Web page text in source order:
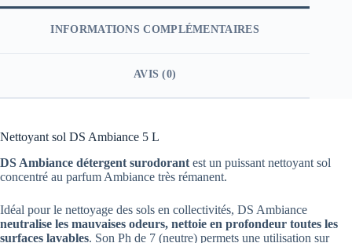
INFORMATIONS COMPLÉMENTAIRES
AVIS (0)
Nettoyant sol DS Ambiance 5 L
DS Ambiance détergent surodorant est un puissant nettoyant sol
concentré au parfum Ambiance très rémanent.
Idéal pour le nettoyage des sols en collectivités, DS Ambiance
neutralise les mauvaises odeurs, nettoie en profondeur toutes les
surfaces lavables. Son Ph de 7 (neutre) permets une utilisation sur